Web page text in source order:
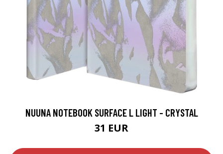
NUUNA NOTEBOOK SURFACE L LIGHT - CRYSTAL
31 EUR